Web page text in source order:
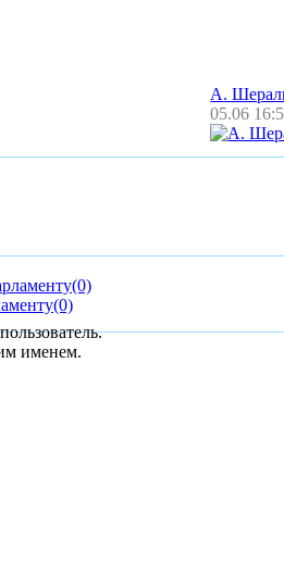
А.
05.06
(0)
(0)
именем.